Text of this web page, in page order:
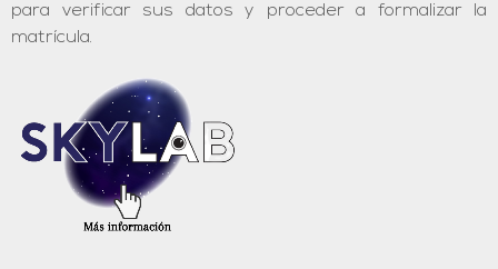
para verificar sus datos y proceder a formalizar la
matrícula.